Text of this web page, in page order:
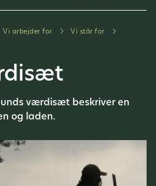
Vi arbejder for
Vi står for
værdisæt beskriver en
og laden.